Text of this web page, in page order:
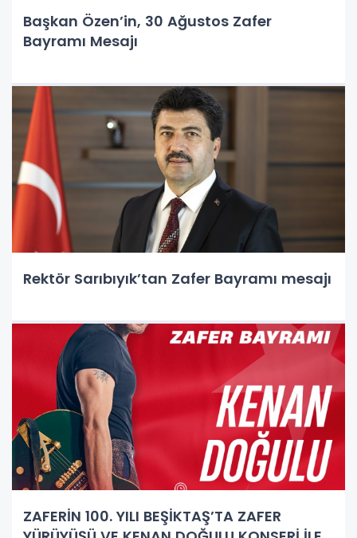
Başkan Özen’in, 30 Ağustos Zafer
Bayramı Mesajı
Rektör Sarıbıyık’tan Zafer Bayramı mesajı
ZAFERİN 100. YILI BEŞİKTAŞ’TA ZAFER